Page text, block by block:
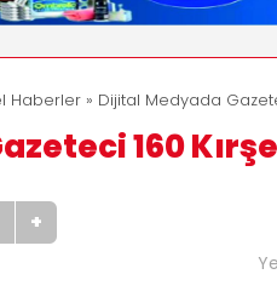
Haberler » Dijital Medyada
160
+